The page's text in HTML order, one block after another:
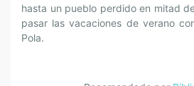
hasta un pueblo perdido en mitad
pasar las vacaciones de verano
Pola.